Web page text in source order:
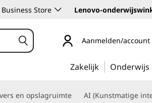
Business Store Lenovo-
Aanmelden/account
Zakelijk Onderwijs
en opslagruimte AI (Kunstmatige